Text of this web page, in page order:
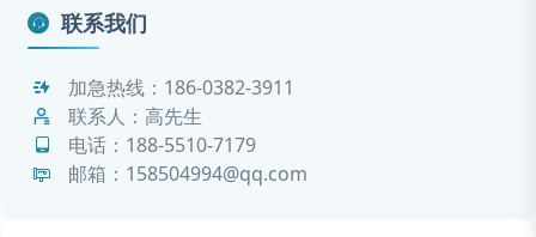
联系我们
加急热线： 186-0382-3911
联系人：高先生
电话： 188-5510-7179
邮箱：158504994@qq.com